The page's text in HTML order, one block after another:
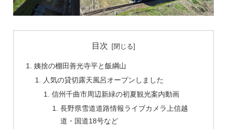
目次
姨捨の棚田善光寺平と飯綱山
人気の貸切露天風呂オープンしました
信州千曲市周辺新緑の初夏観光案内動画
長野県雪道道路情報ライブカメラ上信越
道・国道18号など